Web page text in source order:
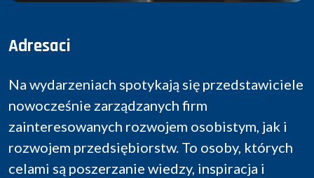
Adresaci
Na wydarzeniach spotykają się przedstawiciele
nowocześnie zarządzanych firm
zainteresowanych rozwojem osobistym, jak i
rozwojem przedsiębiorstw. To osoby, których
celami są poszerzanie wiedzy, inspiracja i